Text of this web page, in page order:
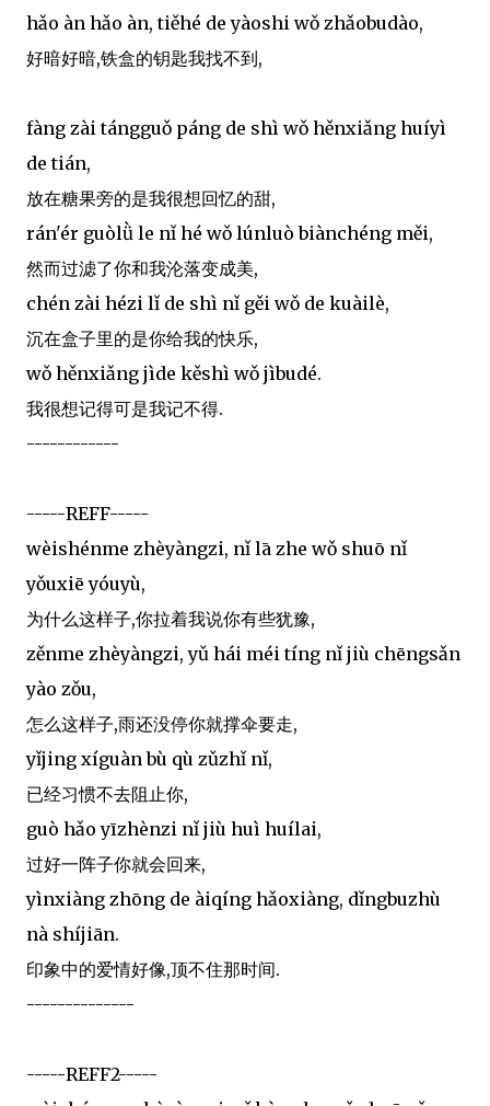
hǎo àn hǎo àn, tiěhé de yàoshi wǒ zhǎobudào,
好暗好暗,铁盒的钥匙我找不到,
fàng zài tángguǒ páng de shì wǒ hěnxiǎng huíyì
de tián,
放在糖果旁的是我很想回忆的甜,
rán'ér guòlǜ le nǐ hé wǒ lúnluò biànchéng měi,
然而过滤了你和我沦落变成美,
chén zài hézi lǐ de shì nǐ gěi wǒ de kuàilè,
沉在盒子里的是你给我的快乐,
wǒ hěnxiǎng jìde kěshì wǒ jìbudé.
我很想记得可是我记不得.
------------
-----REFF-----
wèishénme zhèyàngzi, nǐ lā zhe wǒ shuō nǐ
yǒuxiē yóuyù,
为什么这样子,你拉着我说你有些犹豫,
zěnme zhèyàngzi, yǔ hái méi tíng nǐ jiù chēngsǎn
yào zǒu,
怎么这样子,雨还没停你就撑伞要走,
yǐjing xíguàn bù qù zǔzhǐ nǐ,
已经习惯不去阻止你,
guò hǎo yīzhènzi nǐ jiù huì huílai,
过好一阵子你就会回来,
yìnxiàng zhōng de àiqíng hǎoxiàng, dǐngbuzhù
nà shíjiān.
印象中的爱情好像,顶不住那时间.
--------------
-----REFF2-----